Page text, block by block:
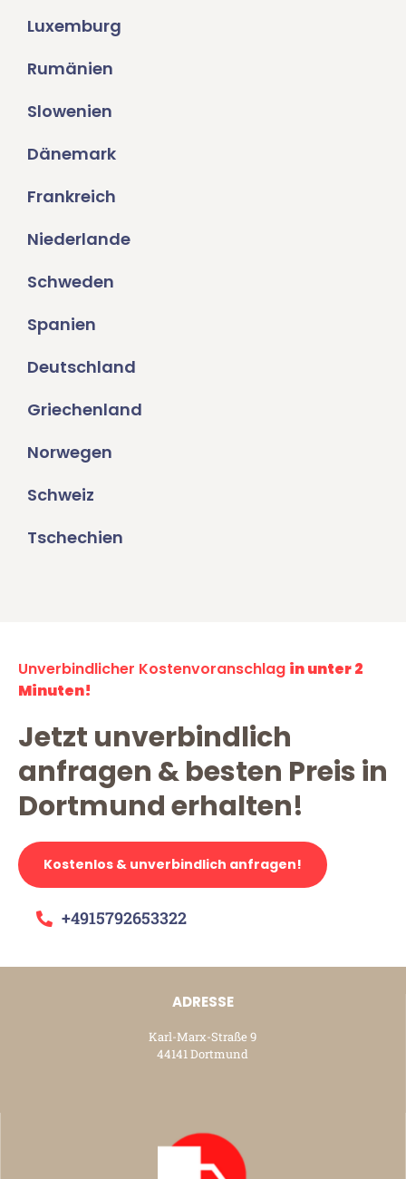
Luxemburg
Rumänien
Slowenien
Dänemark
Frankreich
Niederlande
Schweden
Spanien
Deutschland
Griechenland
Norwegen
Schweiz
Tschechien
Unverbindlicher Kostenvoranschlag in unter 2
Minuten!
Jetzt unverbindlich
anfragen & besten Preis in
Dortmund erhalten!
Kostenlos & unverbindlich anfragen!
+4915792653322
ADRESSE
Karl-Marx-Straße 9
44141 Dortmund